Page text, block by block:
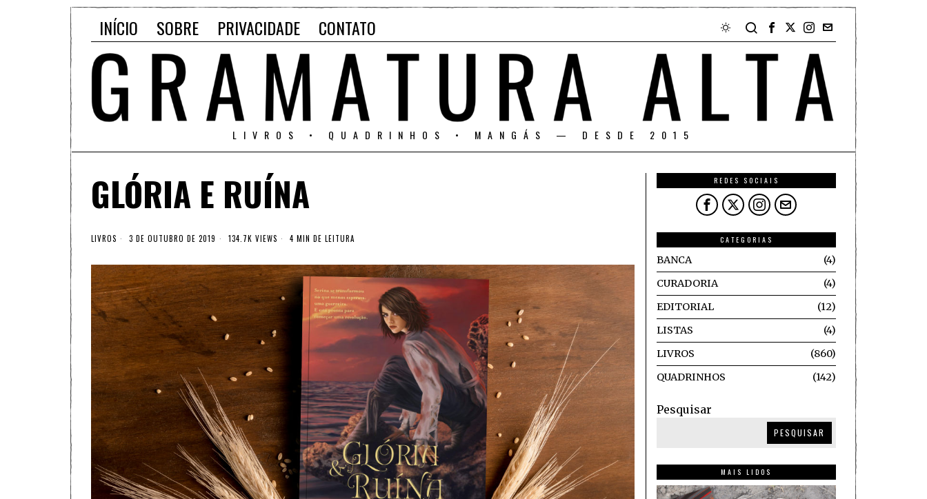
INÍCIO SOBRE PRIVACIDADE CONTATO
LIVROS • QUADRINHOS • MANGÁS — DESDE 2015
GLÓRIA E RUÍNA
LIVROS 3 DE OUTUBRO DE 2019 134.7K VIEWS 4 MIN DE LEITURA
REDES SOCIAIS
CATEGORIAS
BANCA
4
CURADORIA
4
EDITORIAL
12
LISTAS
4
LIVROS
860
QUADRINHOS
142
Pesquisar
PESQUISAR
MAIS LIDOS